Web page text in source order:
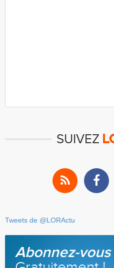
SUIVEZ
Tweets de @LORActu
Abonnez-vous